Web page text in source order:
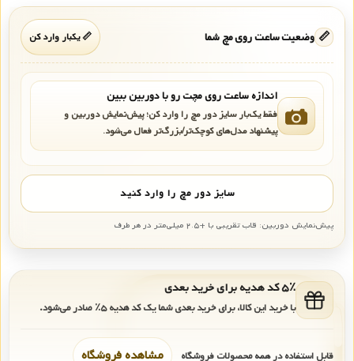
📏 وضعیت ساعت روی مچ شما 📏 یکبار وارد کن
اندازه ساعت روی مچت رو با دوربین ببین
فقط یک‌بار سایز دور مچ را وارد کن؛ پیش‌نمایش دوربین و
پیشنهاد مدل‌های کوچک‌تر/بزرگ‌تر فعال می‌شود.
سایز دور مچ را وارد کنید
پیش‌نمایش دوربین: قاب تقریبی با +۲.۵ میلی‌متر در هر طرف
۵٪ کد هدیه برای خرید بعدی
با خرید این کالا، برای خرید بعدی شما یک کد هدیه۵٪ صادر می‌شود.
قابل استفاده در همه محصولات فروشگاه مشاهده فروشگاه